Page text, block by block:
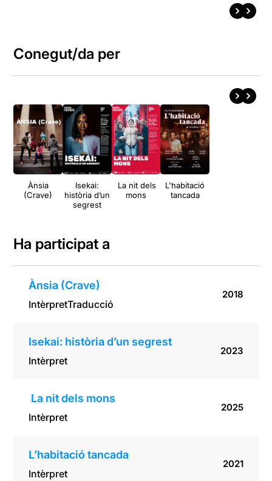
Conegut/da per
Ànsia
(Crave)
Isekai:
història d’un
segrest
La nit dels
mons
L'habitació
tancada
Ha participat a
Ànsia (Crave)
IntèrpretTraducció
2018
Isekai: història d’un segrest
Intèrpret
2023
La nit dels mons
Intèrpret
2025
L’habitació tancada
Intèrpret
2021